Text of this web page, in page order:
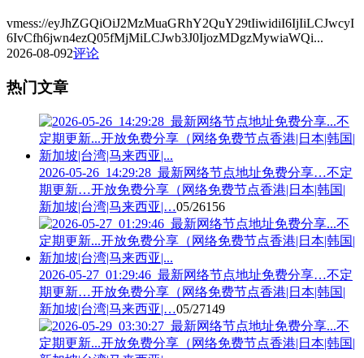
vmess://eyJhZGQiOiJ2MzMuaGRhY2QuY29tIiwidiI6IjIiLCJwcyI
6IvCfh6jwn4ezQ05fMjMiLCJwb3J0IjozMDgzMywiaWQi...
2026-08-092评论
热门文章
2026-05-26_14:29:28_最新网络节点地址免费分享…不定
期更新…开放免费分享（网络免费节点香港|日本|韩国|
新加坡|台湾|马来西亚|…05/26156
2026-05-27_01:29:46_最新网络节点地址免费分享…不定
期更新…开放免费分享（网络免费节点香港|日本|韩国|
新加坡|台湾|马来西亚|…05/27149